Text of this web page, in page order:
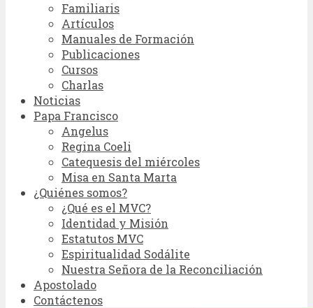
Familiaris
Artículos
Manuales de Formación
Publicaciones
Cursos
Charlas
Noticias
Papa Francisco
Angelus
Regina Coeli
Catequesis del miércoles
Misa en Santa Marta
¿Quiénes somos?
¿Qué es el MVC?
Identidad y Misión
Estatutos MVC
Espiritualidad Sodálite
Nuestra Señora de la Reconciliación
Apostolado
Contáctenos